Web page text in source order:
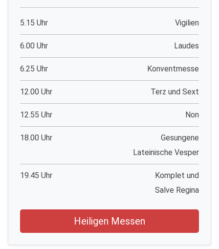
5.15 Uhr Vigilien
6.00 Uhr Laudes
6.25 Uhr Konventmesse
12.00 Uhr Terz und Sext
12.55 Uhr Non
18.00 Uhr
Gesungene
Lateinische Vesper
19.45 Uhr
Komplet und
Salve Regina
Heiligen Messen